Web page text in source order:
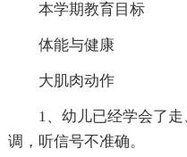
本学期教育目标
体能与健康
大肌肉动作
1、幼儿已经学会了
调，听信号不准确。